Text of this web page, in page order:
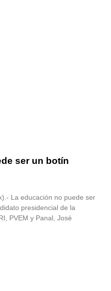
ser un botín
La educación no puede ser
presidencial de la
PVEM y Panal, José